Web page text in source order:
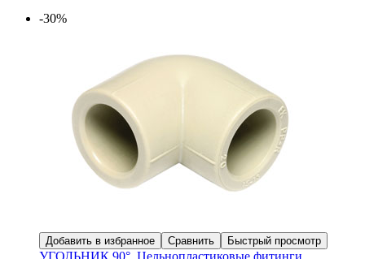
-30%
Добавить в избранное Сравнить Быстрый просмотр
УГОЛЬНИК 90° Цельнопластиковые фитинги